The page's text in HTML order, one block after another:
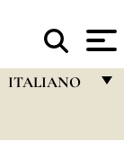
ITALIANO